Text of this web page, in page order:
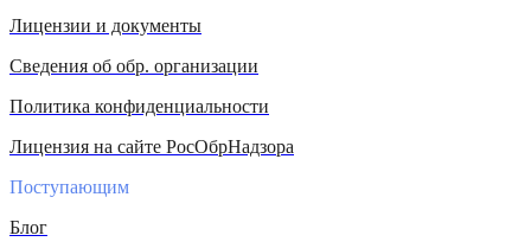
Лицензии и документы
Сведения об обр. организации
Политика конфиденциальности
Лицензия на сайте РосОбрНадзора
Поступающим
Блог